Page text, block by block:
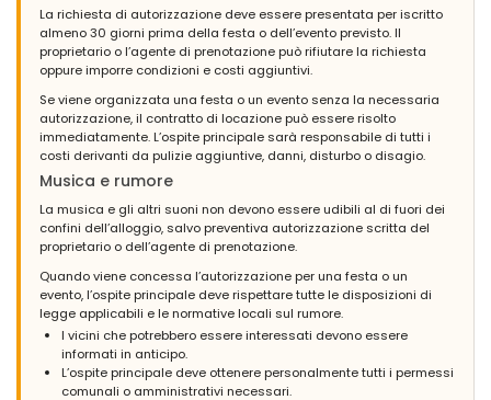
(Testo originale)
Prima huis hoor, overal dichtbij, zouden volgende keer dit huis
gewoon weer huren
Grande casa, vicino a tutto, affitterei di nuovo questa casa la
prossima volta
- 8,6
Gruppi di amici - Settembre 2021 - Paesi Bassi :
(Testo originale)
Zeker huren deze accomodatie
(Tradotto da Google)
Affitta sicuramente questo alloggio
La richiesta di autorizzazione deve essere presentata per iscritto
almeno 30 giorni prima della festa o dell’evento previsto. Il
proprietario o l’agente di prenotazione può rifiutare la richiesta
oppure imporre condizioni e costi aggiuntivi.
Se viene organizzata una festa o un evento senza la necessaria
autorizzazione, il contratto di locazione può essere risolto
immediatamente. L’ospite principale sarà responsabile di tutti i
costi derivanti da pulizie aggiuntive, danni, disturbo o disagio.
Musica e rumore
La musica e gli altri suoni non devono essere udibili al di fuori dei
confini dell’alloggio, salvo preventiva autorizzazione scritta del
proprietario o dell’agente di prenotazione.
Quando viene concessa l’autorizzazione per una festa o un
evento, l’ospite principale deve rispettare tutte le disposizioni di
legge applicabili e le normative locali sul rumore.
I vicini che potrebbero essere interessati devono essere
informati in anticipo.
L’ospite principale deve ottenere personalmente tutti i permessi
comunali o amministrativi necessari.